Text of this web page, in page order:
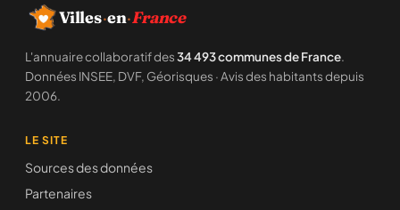
Villes·en·France
L'annuaire collaboratif des34 493 communes de France.
Données INSEE, DVF, Géorisques · Avis des habitants depuis
2006.
LE SITE
Sources des données
Partenaires